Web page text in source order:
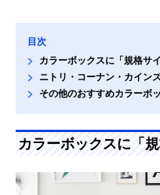
目次
カラーボックスに「規格サ
ニトリ・コーナン・カイン
その他のおすすめカラーボ
カラーボックスに「